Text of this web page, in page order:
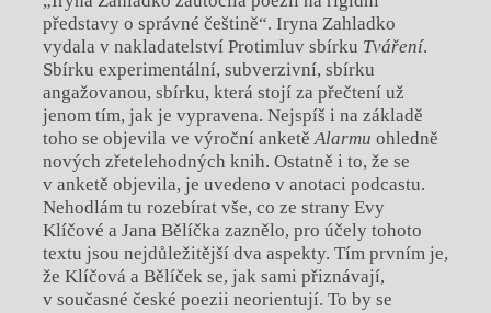
představy o správné češtině“. Iryna Zahladko
vydala v nakladatelství Protimluv sbírku Tváření.
Sbírku experimentální, subverzivní, sbírku
angažovanou, sbírku, která stojí za přečtení už
jenom tím, jak je vypravena. Nejspíš i na základě
toho se objevila ve výroční anketěAlarmu ohledně
nových zřetelehodných knih. Ostatně i to, že se
v anketě objevila, je uvedeno v anotaci podcastu.
Nehodlám tu rozebírat vše, co ze strany Evy
Klíčové a Jana Bělíčka zaznělo, pro účely tohoto
textu jsou nejdůležitější dva aspekty. Tím prvním je,
že Klíčová a Bělíček se, jak sami přiznávají,
v současné české poezii neorientují. To by se